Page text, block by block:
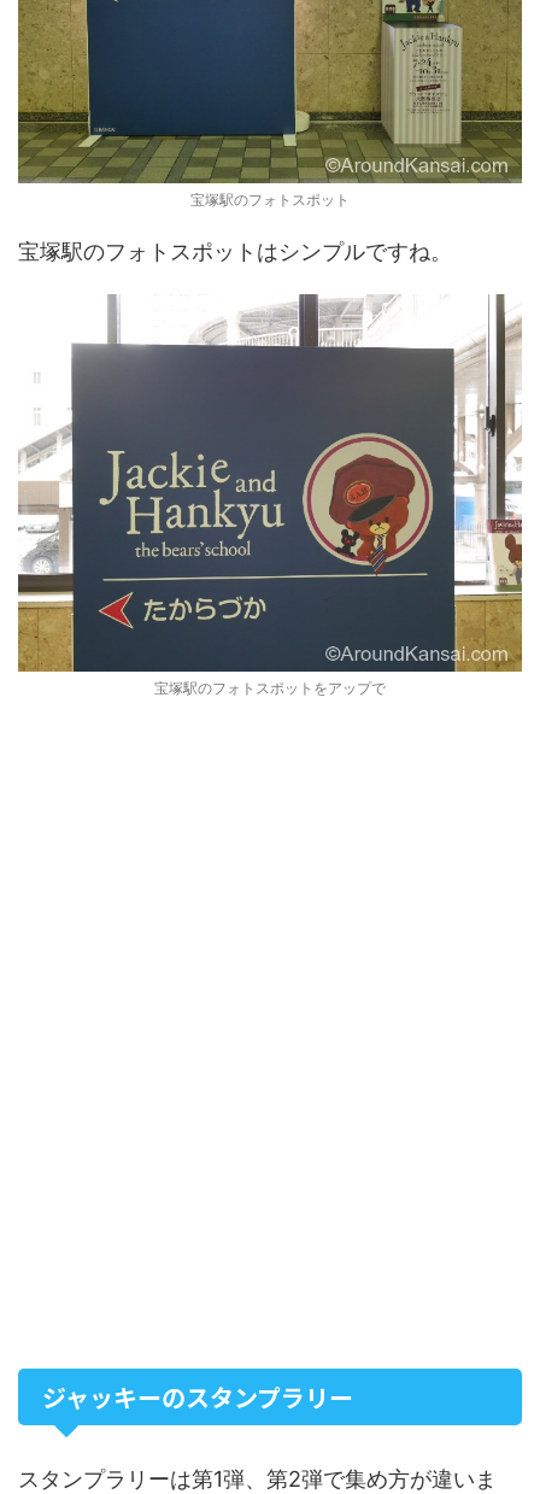
宝塚駅のフォトスポット
宝塚駅のフォトスポットはシンプルですね。
宝塚駅のフォトスポットをアップで
ジャッキーのスタンプラリー
スタンプラリーは第1弾、第2弾で集め方が違いま